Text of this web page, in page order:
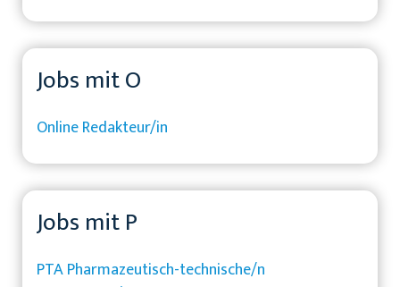
Jobs mit O
Online Redakteur/in
Jobs mit P
PTA Pharmazeutisch-technische/n